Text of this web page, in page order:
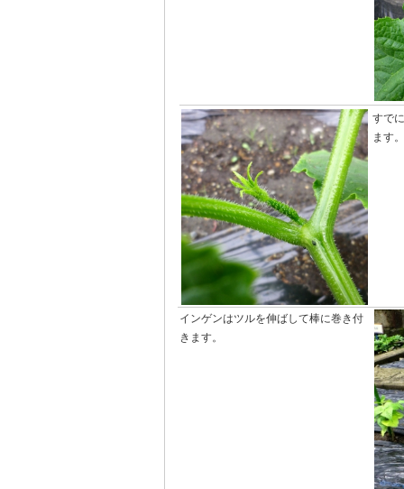
すで
ます。
インゲンはツルを伸ばして棒に巻き付
きます。